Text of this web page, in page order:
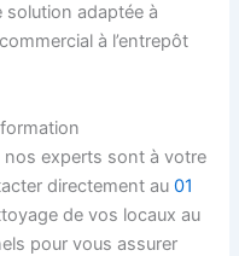
solution adaptée à
à l’entrepôt
experts sont à votre
directement au01
de vos locaux au
pour vous assurer